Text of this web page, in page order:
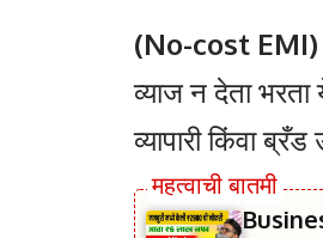
(No-cost EMI)
व्याज न देता भरता
व्यापारी किंवा